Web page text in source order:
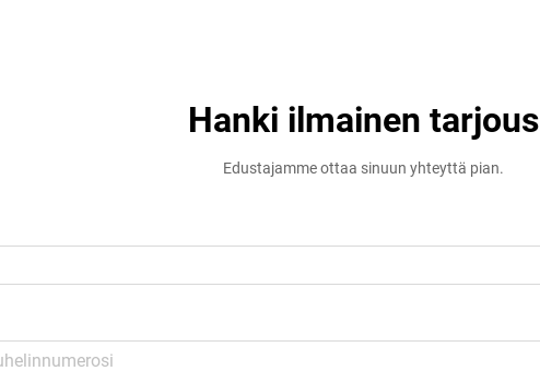
Hanki ilmainen tarjous
Edustajamme ottaa sinuun yhteyttä pian.